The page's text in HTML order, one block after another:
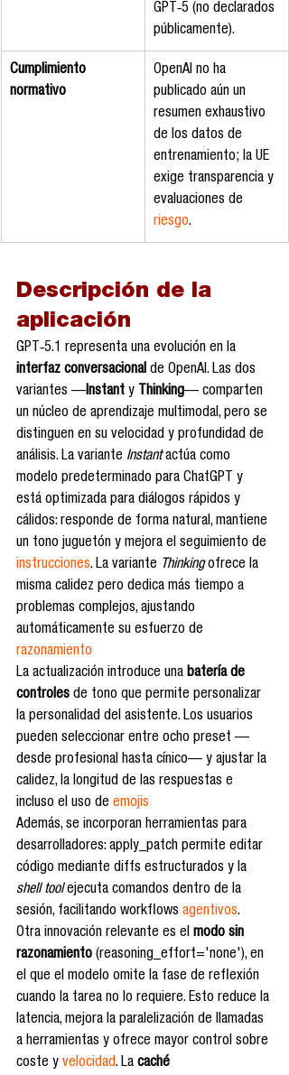
GPT‑5 (no declarados
públicamente).
Cumplimiento
normativo
OpenAI no ha
publicado aún un
resumen exhaustivo
de los datos de
entrenamiento; la UE
exige transparencia y
evaluaciones de
riesgo.
Descripción de la
aplicación
GPT‑5.1 representa una evolución en la
interfaz conversacional de OpenAI. Las dos
variantes —Instant y Thinking— comparten
un núcleo de aprendizaje multimodal, pero se
distinguen en su velocidad y profundidad de
análisis. La variante Instant actúa como
modelo predeterminado para ChatGPT y
está optimizada para diálogos rápidos y
cálidos: responde de forma natural, mantiene
un tono juguetón y mejora el seguimiento de
instrucciones. La variante Thinking ofrece la
misma calidez pero dedica más tiempo a
problemas complejos, ajustando
automáticamente su esfuerzo de
razonamiento
La actualización introduce una batería de
controles de tono que permite personalizar
la personalidad del asistente. Los usuarios
pueden seleccionar entre ocho preset —
desde profesional hasta cínico— y ajustar la
calidez, la longitud de las respuestas e
incluso el uso de emojis
Además, se incorporan herramientas para
desarrolladores: apply_patch permite editar
código mediante diffs estructurados y la
shell tool ejecuta comandos dentro de la
sesión, facilitando workflows agentivos.
Otra innovación relevante es el modo sin
razonamiento (reasoning_effort='none'), en
el que el modelo omite la fase de reflexión
cuando la tarea no lo requiere. Esto reduce la
latencia, mejora la paralelización de llamadas
a herramientas y ofrece mayor control sobre
coste y velocidad. La caché